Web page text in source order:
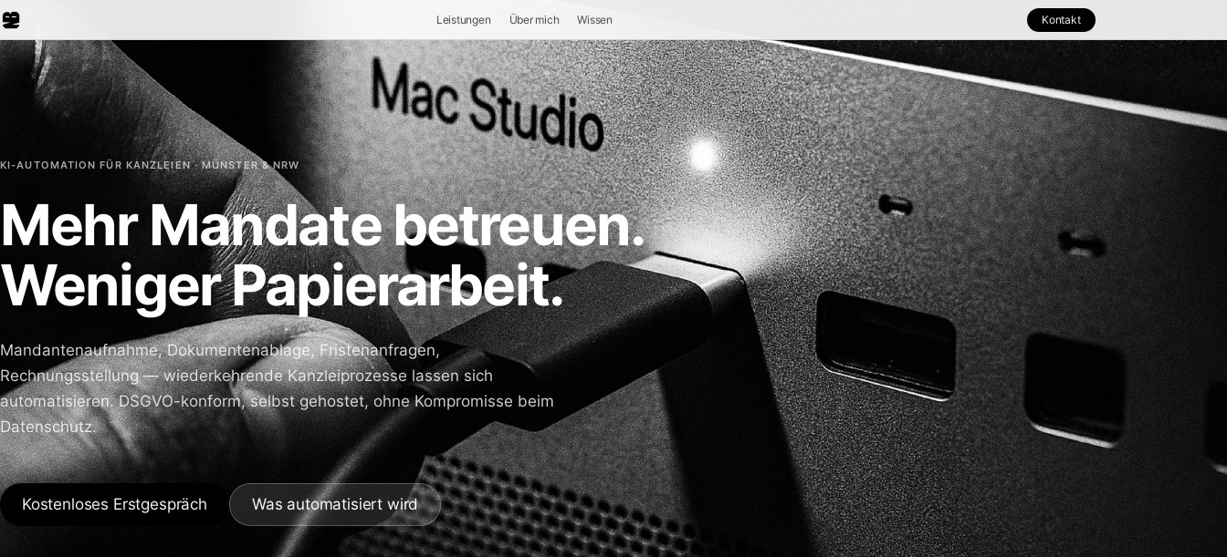
Leistungen Über mich Wissen Kontakt
KI-AUTOMATION FÜR KANZLEIEN · MÜNSTER & NRW
Mehr Mandate betreuen.
Weniger Papierarbeit.
Mandantenaufnahme, Dokumentenablage, Fristenanfragen,
Rechnungsstellung — wiederkehrende Kanzleiprozesse lassen sich
automatisieren. DSGVO-konform, selbst gehostet, ohne Kompromisse beim
Datenschutz.
Kostenloses Erstgespräch Was automatisiert wird